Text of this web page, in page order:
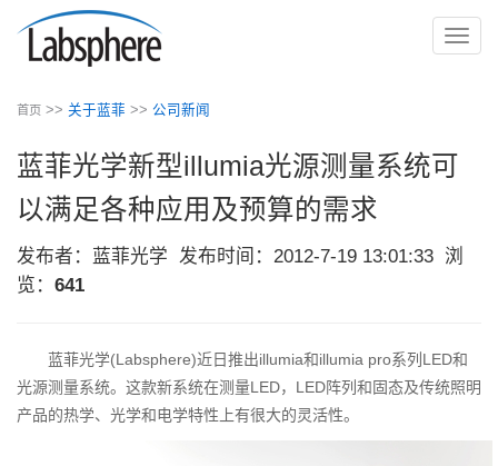
切
首页 >> 关于蓝菲 >> 公司新闻
蓝菲光学新型illumia光源测量系统可
以满足各种应用及预算的需求
发布者：蓝菲光学 发布时间：2012-7-19 13:01:33 浏
览： 641
蓝菲光学(Labsphere)近日推出illumia和illumia pro系列LED和
光源测量系统。这款新系统在测量LED，LED阵列和固态及传统照明
产品的热学、光学和电学特性上有很大的灵活性。